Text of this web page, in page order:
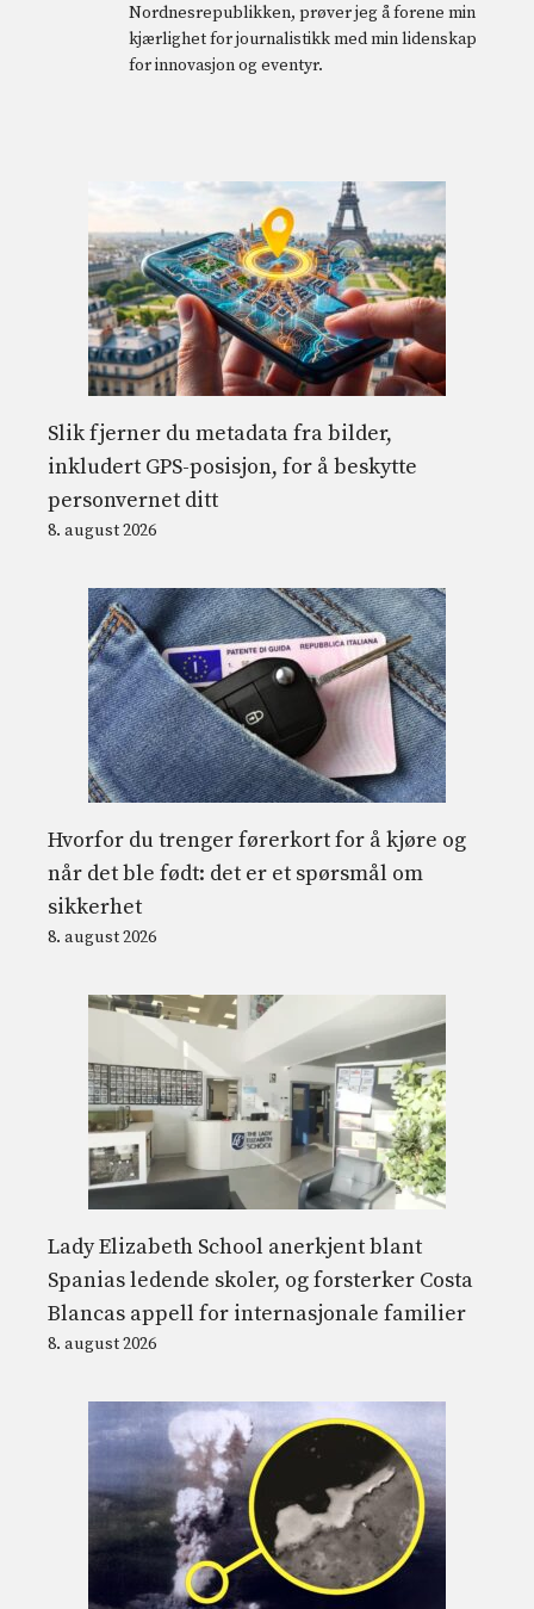
Nordnesrepublikken, prøver jeg å forene min
kjærlighet for journalistikk med min lidenskap
for innovasjon og eventyr.
Slik fjerner du metadata fra bilder,
inkludert GPS-posisjon, for å beskytte
personvernet ditt
8. august 2026
Hvorfor du trenger førerkort for å kjøre og
når det ble født: det er et spørsmål om
sikkerhet
8. august 2026
Lady Elizabeth School anerkjent blant
Spanias ledende skoler, og forsterker Costa
Blancas appell for internasjonale familier
8. august 2026